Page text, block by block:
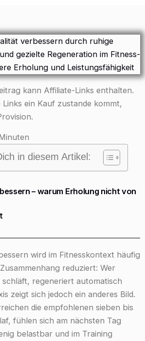
kann Affiliate-Links enthalten.
ein Kauf zustande kommt,
in diesem Artikel:
– warum Erholung nicht von
wird im Fitnesskontext häufig
reduziert: Wer
schläft, regeneriert automatisch
zeigt sich jedoch ein anderes Bild.
die empfohlenen sieben bis
fühlen sich am nächsten Tag
belastbar und im Training